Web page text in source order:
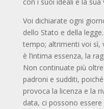
Voi dichiarate ogni
dello Stato e della
tempo; altrimenti voi sì,
è l’intima essenza, la
Non continuate più
padroni e sudditi,
provoca la licenza e la
data, ci possono